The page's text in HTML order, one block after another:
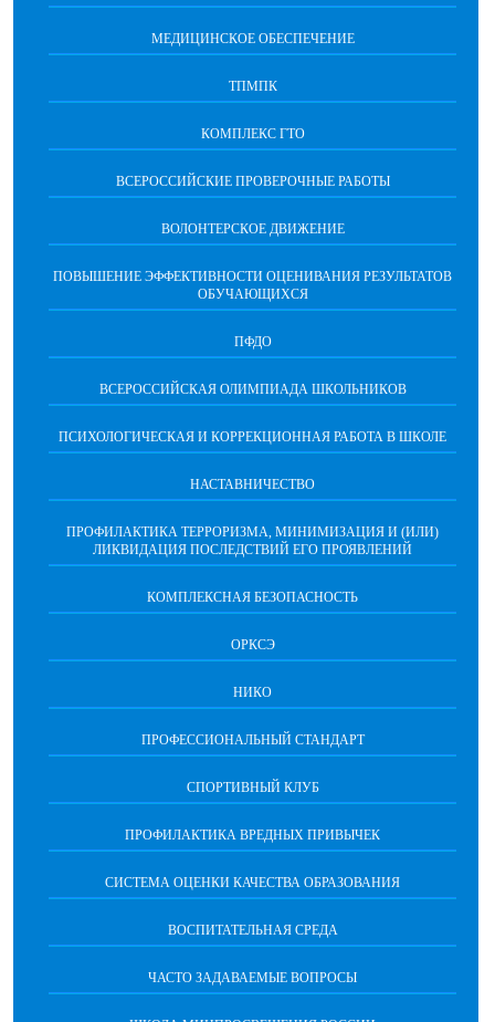
МЕДИЦИНСКОЕ ОБЕСПЕЧЕНИЕ
ТПМПК
КОМПЛЕКС ГТО
ВСЕРОССИЙСКИЕ ПРОВЕРОЧНЫЕ РАБОТЫ
ВОЛОНТЕРСКОЕ ДВИЖЕНИЕ
ПОВЫШЕНИЕ ЭФФЕКТИВНОСТИ ОЦЕНИВАНИЯ РЕЗУЛЬТАТОВ
ОБУЧАЮЩИХСЯ
ПФДО
ВСЕРОССИЙСКАЯ ОЛИМПИАДА ШКОЛЬНИКОВ
ПСИХОЛОГИЧЕСКАЯ И КОРРЕКЦИОННАЯ РАБОТА В ШКОЛЕ
НАСТАВНИЧЕСТВО
ПРОФИЛАКТИКА ТЕРРОРИЗМА, МИНИМИЗАЦИЯ И (ИЛИ)
ЛИКВИДАЦИЯ ПОСЛЕДСТВИЙ ЕГО ПРОЯВЛЕНИЙ
КОМПЛЕКСНАЯ БЕЗОПАСНОСТЬ
ОРКСЭ
НИКО
ПРОФЕССИОНАЛЬНЫЙ СТАНДАРТ
СПОРТИВНЫЙ КЛУБ
ПРОФИЛАКТИКА ВРЕДНЫХ ПРИВЫЧЕК
CИСТЕМА ОЦЕНКИ КАЧЕСТВА ОБРАЗОВАНИЯ
ВОСПИТАТЕЛЬНАЯ СРЕДА
ЧАСТО ЗАДАВАЕМЫЕ ВОПРОСЫ